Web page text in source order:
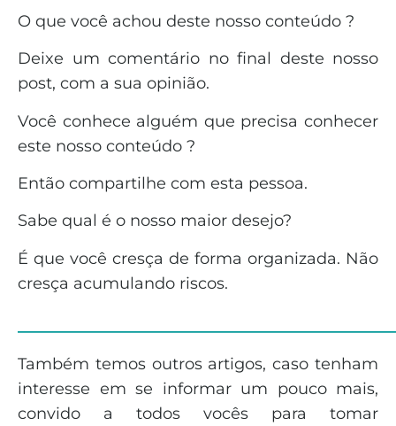
O que você achou deste nosso conteúdo ?
Deixe um comentário no final deste nosso
post, com a sua opinião.
Você conhece alguém que precisa conhecer
este nosso conteúdo ?
Então compartilhe com esta pessoa.
Sabe qual é o nosso maior desejo?
É que você cresça de forma organizada. Não
cresça acumulando riscos.
Também temos outros artigos, caso tenham
interesse em se informar um pouco mais,
convido a todos vocês para tomar